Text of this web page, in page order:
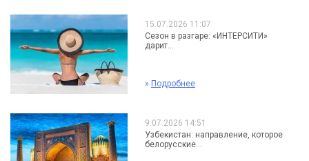
15.07.2026 11:07
Сезон в разгаре: «ИНТЕРСИТИ»
дарит...
» Подробнее
9.07.2026 14:51
Узбекистан: направление, которое
белорусские...